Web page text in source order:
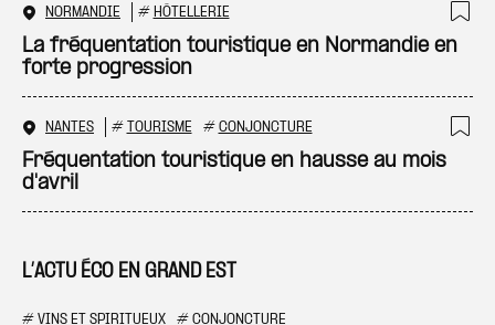
L’ACTU ÉCO EN GRAND EST
# VINS ET SPIRITUEUX # CONJONCTURE
NORMANDIE # HÔTELLERIE
La fréquentation touristique en Normandie en
forte progression
NANTES # TOURISME # CONJONCTURE
Fréquentation touristique en hausse au mois
d'avril